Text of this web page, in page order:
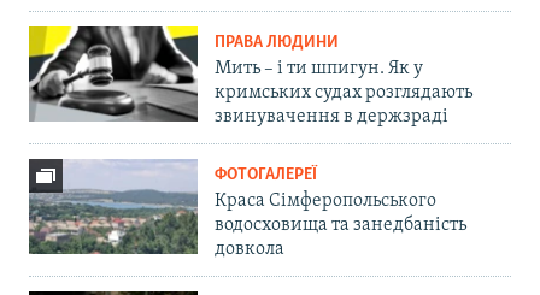
ПРАВА ЛЮДИНИ
Мить – і ти шпигун. Як у
кримських судах розглядають
звинувачення в держзраді
ФОТОГАЛЕРЕЇ
Краса Сімферопольського
водосховища та занедбаність
довкола